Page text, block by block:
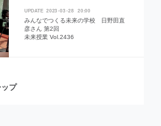
2023 03 28 20:00
みんなでつくる未来の学校 日野田直
彦さん 第2回
未来授業 Vol.2436
ップ